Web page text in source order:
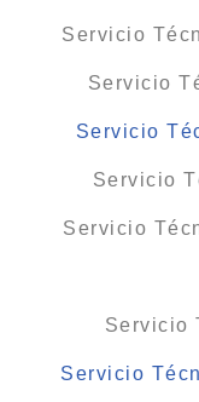
Servicio
Servicio
Servicio
Servicio
Servicio
Servicio
Servicio